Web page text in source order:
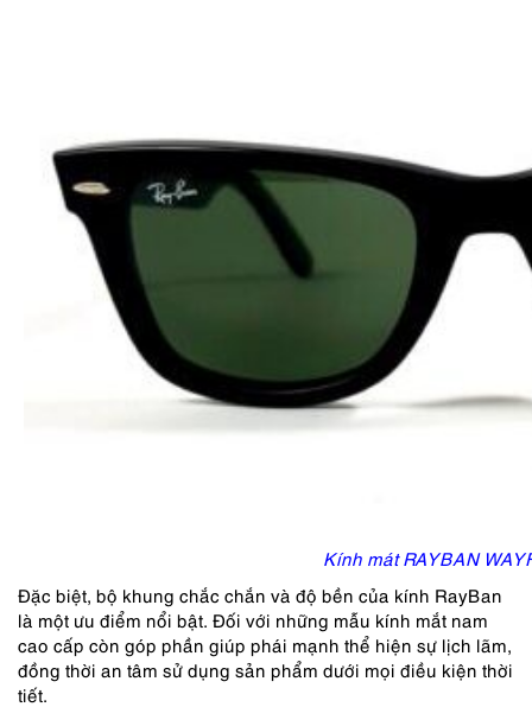
Kính mát RAYBAN
Đặc biệt, bộ khung chắc chắn và độ bền của kính RayBan
là một ưu điểm nổi bật. Đối với những mẫu kính mắt nam
cao cấp còn góp phần giúp phái mạnh thể hiện sự lịch lãm,
đồng thời an tâm sử dụng sản phẩm dưới mọi điều kiện thời
tiết.